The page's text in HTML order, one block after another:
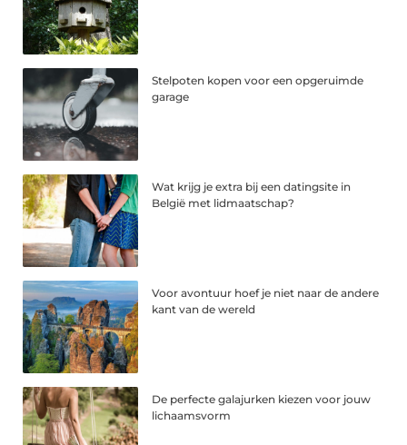
Stelpoten kopen voor een opgeruimde
garage
Wat krijg je extra bij een datingsite in
België met lidmaatschap?
Voor avontuur hoef je niet naar de andere
kant van de wereld
De perfecte galajurken kiezen voor jouw
lichaamsvorm